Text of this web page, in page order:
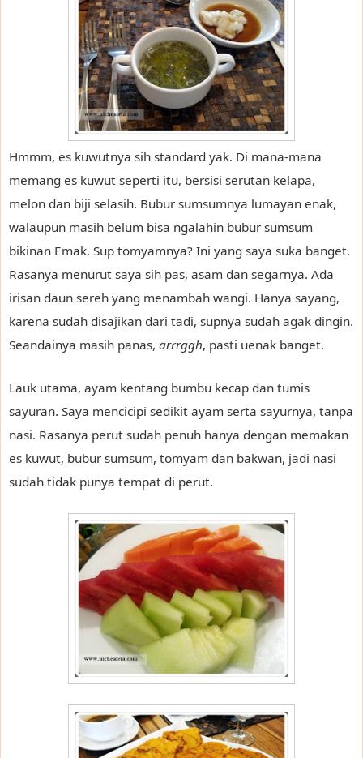
Hmmm, es kuwutnya sih standard yak. Di mana-mana
memang es kuwut seperti itu, bersisi serutan kelapa,
melon dan biji selasih. Bubur sumsumnya lumayan enak,
walaupun masih belum bisa ngalahin bubur sumsum
bikinan Emak. Sup tomyamnya? Ini yang saya suka banget.
Rasanya menurut saya sih pas, asam dan segarnya. Ada
irisan daun sereh yang menambah wangi. Hanya sayang,
karena sudah disajikan dari tadi, supnya sudah agak dingin.
Seandainya masih panas, arrrggh, pasti uenak banget.
Lauk utama, ayam kentang bumbu kecap dan tumis
sayuran. Saya mencicipi sedikit ayam serta sayurnya, tanpa
nasi. Rasanya perut sudah penuh hanya dengan memakan
es kuwut, bubur sumsum, tomyam dan bakwan, jadi nasi
sudah tidak punya tempat di perut.